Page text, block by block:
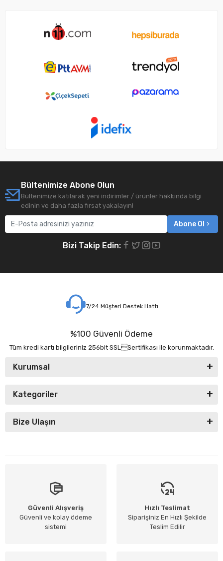
Bültenimize Abone Olun
Bültenimize katılarak yeni indirimler / ürünler hakkında bilgi
edinin ve daha fazla fırsat yakalayın!
Abone Ol
Bizi Takip Edin:
7/24 Müşteri Destek Hattı
%100 Güvenli Ödeme
Tüm kredi kartı bilgileriniz 256bit SSLSertifikası ile korunmaktadır.
Kurumsal
Kategoriler
Bize Ulaşın
Güvenli Alışveriş
Güvenli ve kolay ödeme
sistemi
Hızlı Teslimat
Siparişiniz En Hızlı Şekilde
Teslim Edilir